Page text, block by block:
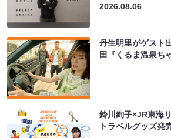
2026.08.06
丹生明里がゲスト
田『くるま温泉ち
鈴川絢子×JR東海
トラベルグッズ発